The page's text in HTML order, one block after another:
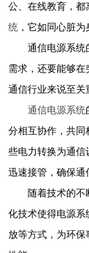
公、在线教育，
统 ，它如同心脏
通信电源系统的
需求，还要能够
通信行业来说至关
通信电源系统
分相互协作，共同
些电力转换为通信
迅速接管，确保通
随着技术的不断
化技术使得电源系
放等方式，为环保